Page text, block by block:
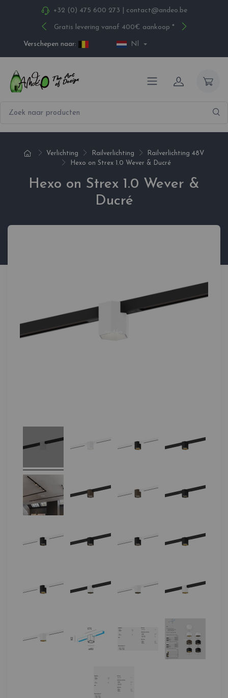
+32 (0) 475 600 273 contact@andeo.be
Gratis levering vanaf 400€ aankoop *
Verschepen naar: Nl
Verlichting Railverlichting
Railverlichting 48V
Hexo on Strex 1.0 Wever & Ducré
Hexo on Strex 1.0 Wever &
Ducré